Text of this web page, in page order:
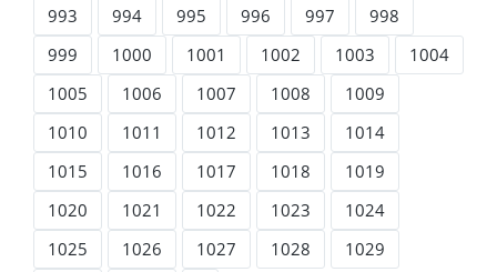
993
994 995 996 997
998
999
1000 1001 1002 1003
1004
1005
1006 1007 1008
1009
1010
1011 1012 1013
1014
1015
1016 1017 1018
1019
1020
1021 1022 1023
1024
1025
1026 1027 1028
1029